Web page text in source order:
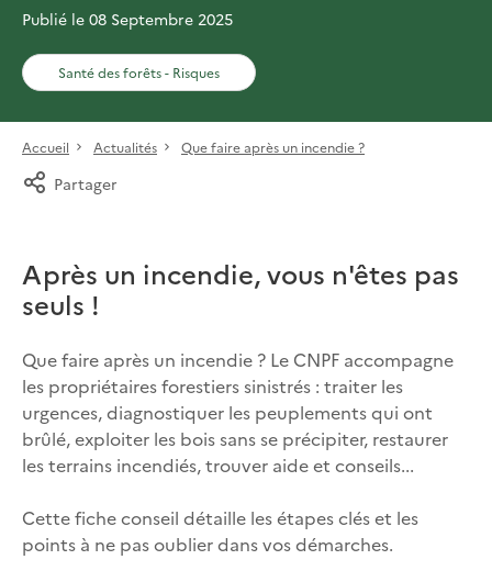
Publié le 08 Septembre 2025
Santé des forêts - Risques
Accueil Actualités Que faire après un incendie ?
Partager
Après un incendie, vous n'êtes pas
seuls !
Que faire après un incendie ? Le CNPF accompagne
les propriétaires forestiers sinistrés : traiter les
urgences, diagnostiquer les peuplements qui ont
brûlé, exploiter les bois sans se précipiter, restaurer
les terrains incendiés, trouver aide et conseils...
Cette fiche conseil détaille les étapes clés et les
points à ne pas oublier dans vos démarches.